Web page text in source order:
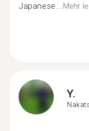
Japanese...Mehr
Y.